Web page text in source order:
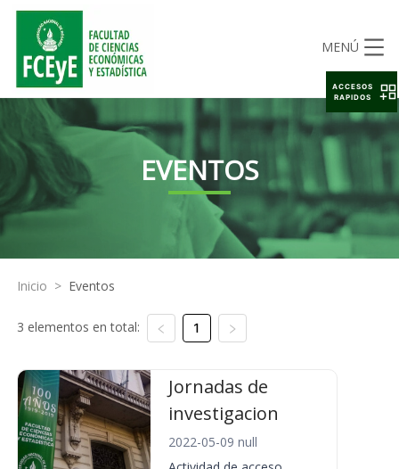
MENÚ
EVENTOS
Inicio > Eventos
3 elementos en total: 1
Jornadas de
investigacion
2022-05-09 null
ACCESOS
RAPIDOS